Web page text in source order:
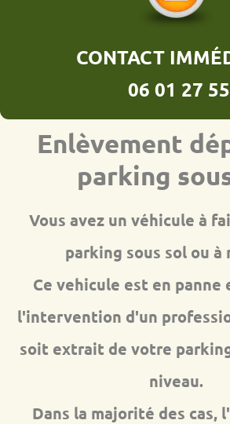
CONTACT
06 01 27 55
Enlèvement
parking
Vous avez un véhicule à
parking sous sol ou à
Ce vehicule est en panne
l'intervention d'un
soit extrait de votre
niveau.
Dans la majorité des cas,